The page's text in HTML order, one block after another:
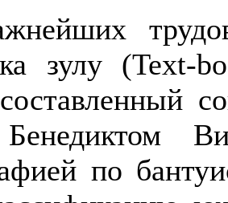
зулу
по